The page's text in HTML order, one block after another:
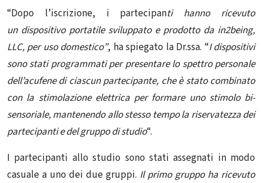
“Dopo l’iscrizione, i partecipanti hanno ricevuto
un dispositivo portatilesviluppato e prodotto da in2being,
LLC, per uso domestico”, ha spiegato la Dr.ssa. “I dispositivi
sono stati programmati per presentare lo spettro personale
dell’acufene di ciascun partecipante, che è stato combinato
con la stimolazione elettricaper formare uno stimolo bi-
sensoriale, mantenendo allo stesso tempo la riservatezza dei
partecipanti e del gruppo di studio“.
I partecipanti allo studio sono stati assegnati in modo
casuale a uno dei due gruppi. Il primo gruppo ha ricevuto